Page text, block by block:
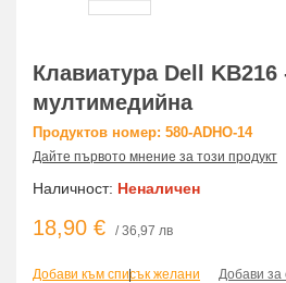
Клавиатура Dell
мултимедийна
Продуктов номер: 580-ADHO-14
Дайте първото мнение за този продукт
Наличност: Неналичен
18,90 € / 36,97 лв
Добави към списък желани
| Добави за